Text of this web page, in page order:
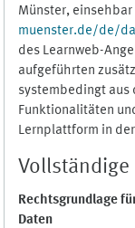
Münster, einsehbar
muenster.de/de/
des Learnweb-
aufgeführten
systembedingt aus
Funktionalitäten
Lernplattform in
Vollständige
Rechtsgrundlage
Daten